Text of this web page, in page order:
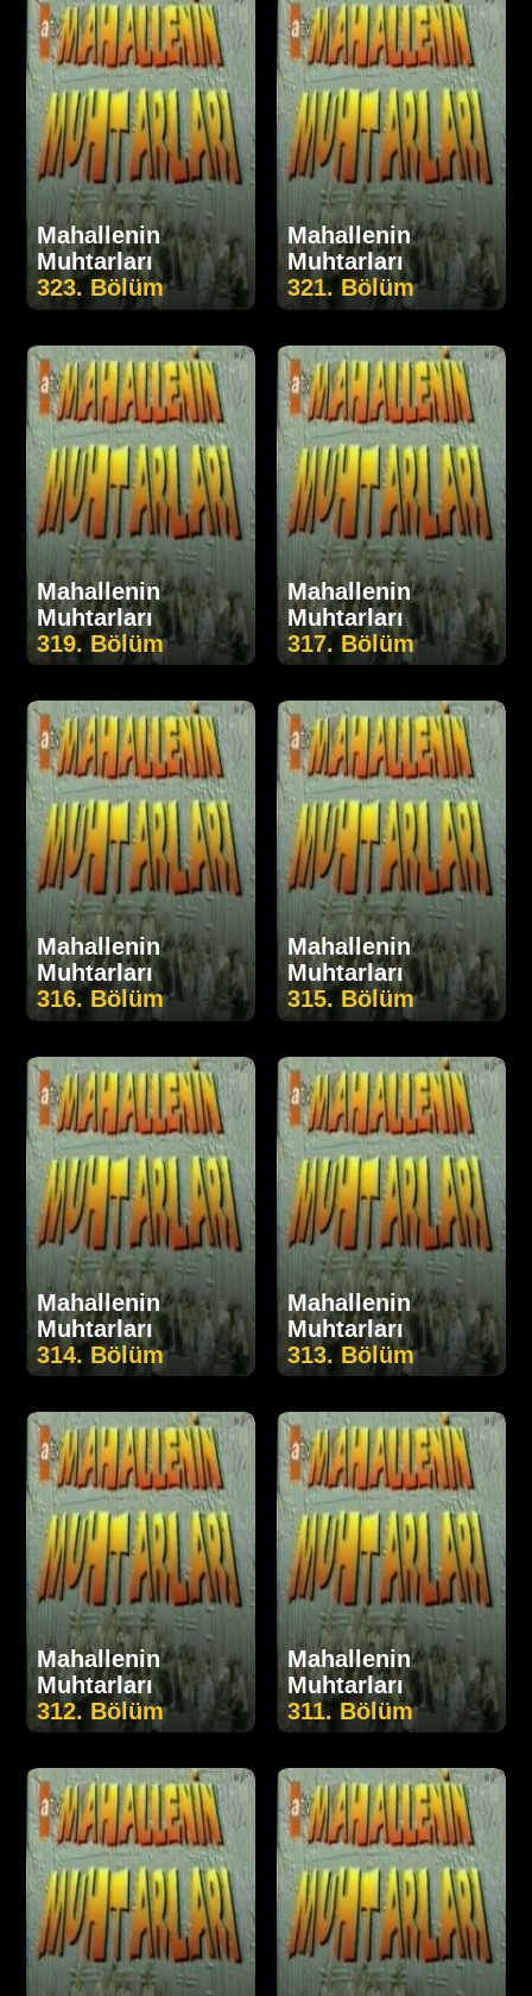
Mahallenin
Muhtarları
323. Bölüm
Mahallenin
Muhtarları
321. Bölüm
Mahallenin
Muhtarları
319. Bölüm
Mahallenin
Muhtarları
317. Bölüm
Mahallenin
Muhtarları
316. Bölüm
Mahallenin
Muhtarları
315. Bölüm
Mahallenin
Muhtarları
314. Bölüm
Mahallenin
Muhtarları
313. Bölüm
Mahallenin
Muhtarları
312. Bölüm
Mahallenin
Muhtarları
311. Bölüm